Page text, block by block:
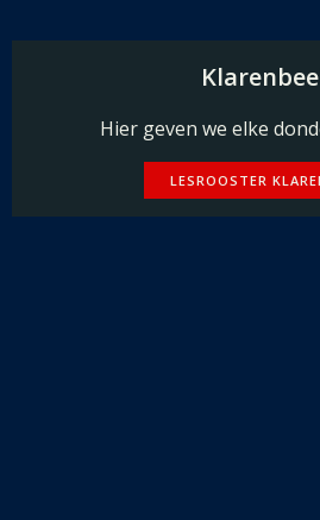
Hier geven we elke
LESROOSTER